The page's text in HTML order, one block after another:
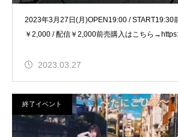
2023年3月27日(月)OPEN19:00 / START19:30
￥2,000 / 配信￥2,000前売購入はこちら
2023.03.27
終了イベント